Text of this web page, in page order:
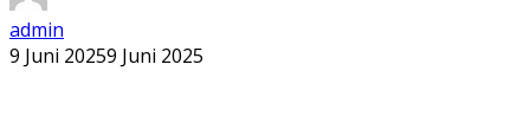
admin
9 Juni 20259 Juni 2025